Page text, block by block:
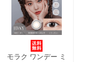
モラク ワンデー ミ